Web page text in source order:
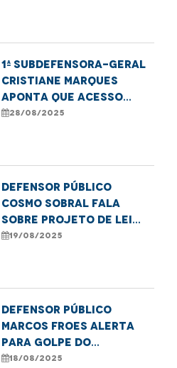
1ª subdefensora-geral
Cristiane Marques
aponta que acesso
digital tem sido
violência e busquem
medidas prot
28/08/2025
Defensor público
Cosmo Sobral fala
sobre projeto de lei
que endurece penas por
19/08/2025
Defensor público
Marcos Froes alerta
para golpe do
consórcio e destaca
18/08/2025